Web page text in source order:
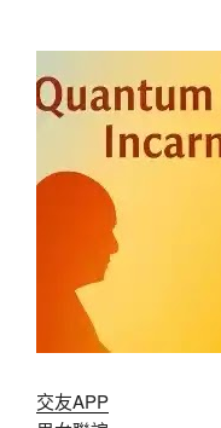
交友APP